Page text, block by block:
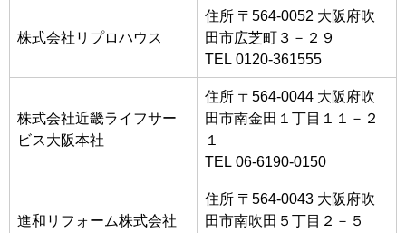
株式会社リプロハウス
住所 〒564-0052 大阪府吹
田市広芝町３－２９
TEL 0120-361555
株式会社近畿ライフサー
ビス大阪本社
住所 〒564-0044 大阪府吹
田市南金田１丁目１１－２
１
TEL 06-6190-0150
進和リフォーム株式会社
住所 〒564-0043 大阪府吹
田市南吹田５丁目２－５